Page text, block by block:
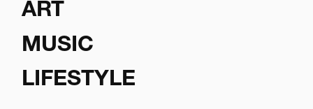
ART
MUSIC
LIFESTYLE